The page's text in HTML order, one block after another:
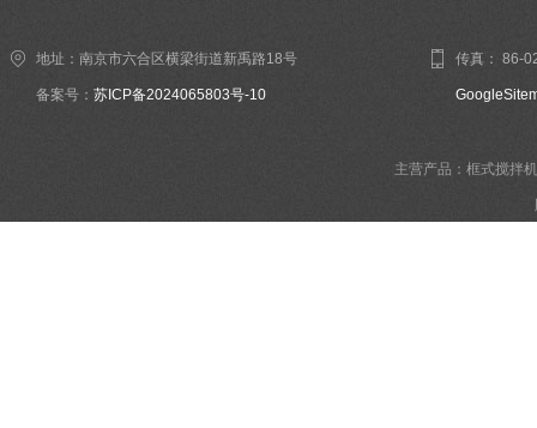
地址：南京市六合区横梁街道新禹路18号
备案号： 苏ICP备2024065803号-10
传真： 86-
主营产品：框式搅拌